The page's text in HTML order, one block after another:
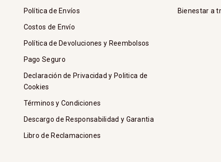
Política de Envíos
Costos de Envío
Política de Devoluciones y Reembolsos
Pago Seguro
Declaración de Privacidad y Politica de
Cookies
Términos y Condiciones
Descargo de Responsabilidad y Garantia
Libro de Reclamaciones
Bienestar a